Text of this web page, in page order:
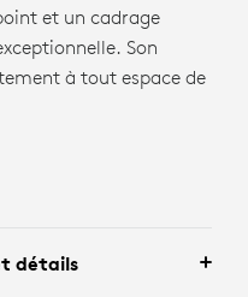
et un cadrage
Son
à tout espace de
détails